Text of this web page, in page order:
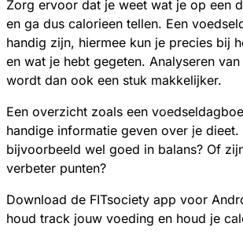
Zorg ervoor dat je weet wat je op een
en ga dus calorieen tellen. Een
handig zijn, hiermee kun je precies bij
en wat je hebt gegeten. Analyseren
wordt dan ook een stuk makkelijker.
Een overzicht zoals een
handige informatie geven over je dieet.
bijvoorbeeld wel goed in balans? Of
verbeter punten?
Download de FITsociety app voor
houd track jouw voeding en houd je